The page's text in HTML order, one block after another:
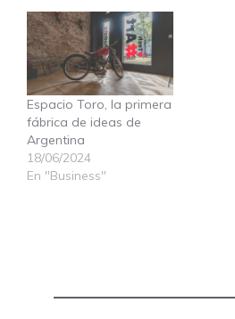
Espacio Toro, la primera
fábrica de ideas de
Argentina
18/06/2024
En "Business"